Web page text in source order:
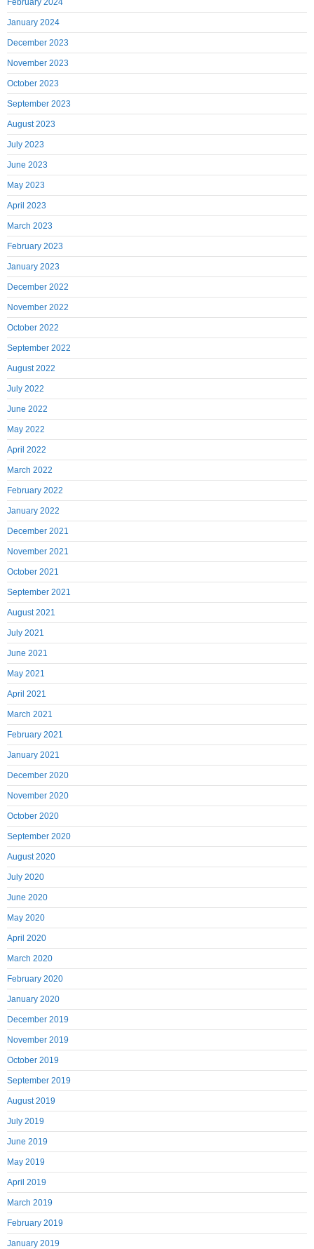
February 2024
January 2024
December 2023
November 2023
October 2023
September 2023
August 2023
July 2023
June 2023
May 2023
April 2023
March 2023
February 2023
January 2023
December 2022
November 2022
October 2022
September 2022
August 2022
July 2022
June 2022
May 2022
April 2022
March 2022
February 2022
January 2022
December 2021
November 2021
October 2021
September 2021
August 2021
July 2021
June 2021
May 2021
April 2021
March 2021
February 2021
January 2021
December 2020
November 2020
October 2020
September 2020
August 2020
July 2020
June 2020
May 2020
April 2020
March 2020
February 2020
January 2020
December 2019
November 2019
October 2019
September 2019
August 2019
July 2019
June 2019
May 2019
April 2019
March 2019
February 2019
January 2019